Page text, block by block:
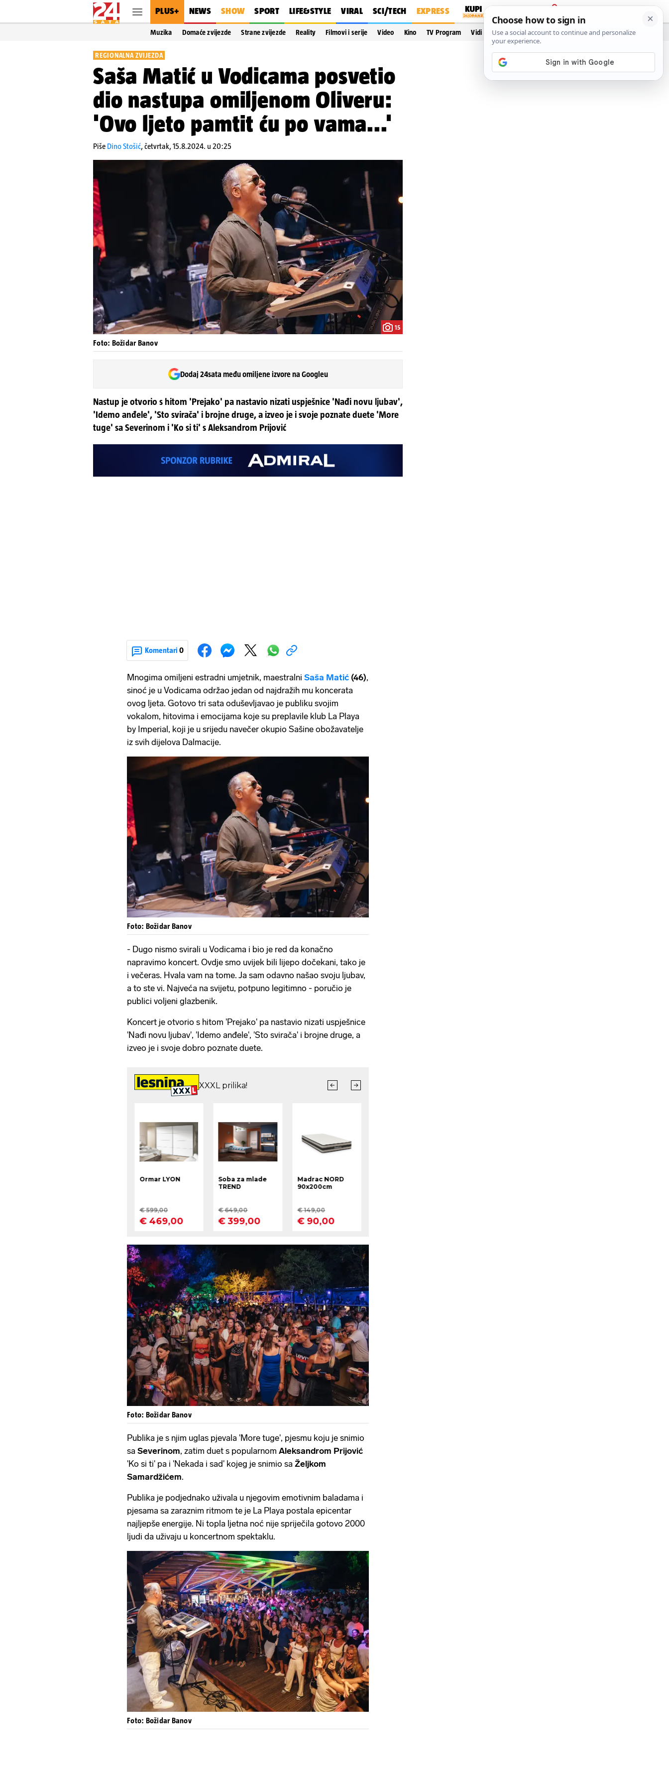
PLUS+ NEWS SHOW SPORT LIFE&STYLE VIRAL SCI/TECH EXPRESS
PRIJAVA
Muzika Domaće zvijezde Strane zvijezde Reality Filmovi i serije Video Kino TV Program Vidi još…
REGIONALNA ZVIJEZDA
Saša Matić u Vodicama posvetio
dio nastupa omiljenom Oliveru:
'Ovo ljeto pamtit ću po vama...'
Piše Dino Stošić,četvrtak, 15.8.2024. u 20:25
15
Foto: Božidar Banov
Dodaj 24sata među omiljene izvore na Googleu
Nastup je otvorio s hitom 'Prejako' pa nastavio nizati uspješnice 'Nađi novu ljubav',
'Idemo anđele', 'Sto svirača' i brojne druge, a izveo je i svoje poznate duete 'More
tuge' sa Severinom i 'Ko si ti' s Aleksandrom Prijović
Komentari 0
Mnogima omiljeni estradni umjetnik, maestralni Saša Matić (46),
sinoć je u Vodicama održao jedan od najdražih mu koncerata
ovog ljeta. Gotovo tri sata oduševljavao je publiku svojim
vokalom, hitovima i emocijama koje su preplavile klub La Playa
by Imperial, koji je u srijedu navečer okupio Sašine obožavatelje
iz svih dijelova Dalmacije.
Foto: Božidar Banov
- Dugo nismo svirali u Vodicama i bio je red da konačno
napravimo koncert. Ovdje smo uvijek bili lijepo dočekani, tako je
i večeras. Hvala vam na tome. Ja sam odavno našao svoju ljubav,
a to ste vi. Najveća na svijetu, potpuno legitimno - poručio je
publici voljeni glazbenik.
Koncert je otvorio s hitom 'Prejako' pa nastavio nizati uspješnice
'Nađi novu ljubav', 'Idemo anđele', 'Sto svirača' i brojne druge, a
izveo je i svoje dobro poznate duete.
Foto: Božidar Banov
Publika je s njim uglas pjevala 'More tuge', pjesmu koju je snimio
sa Severinom, zatim duet s popularnom Aleksandrom Prijović
'Ko si ti' pa i 'Nekada i sad' kojeg je snimio sa Željkom
Samardžićem.
Publika je podjednako uživala u njegovim emotivnim baladama i
pjesama sa zaraznim ritmom te je La Playa postala epicentar
najljepše energije. Ni topla ljetna noć nije spriječila gotovo 2000
ljudi da uživaju u koncertnom spektaklu.
Foto: Božidar Banov